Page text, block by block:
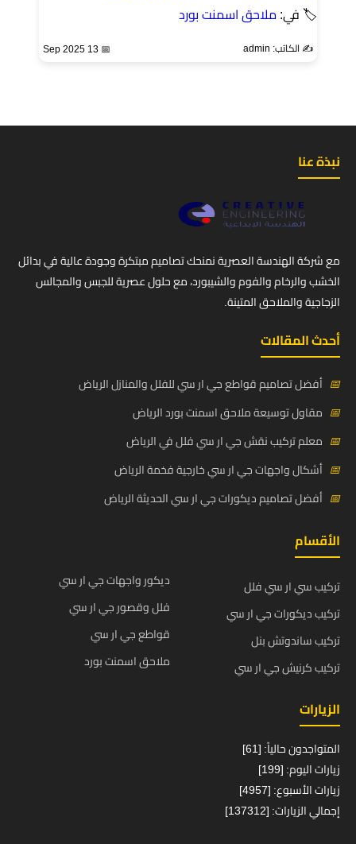
🏷 في: ملاحق اسمنت بورد
✍️ الكاتب: admin 📅 13 Sep 2025
نبذة عنا
مع شركة الهندسة العصرية نمنحك تصاميم مبتكرة وجودة عالية في بدائل
الخشب والرخام والفوم والشيبورد، مع حلول عصرية للجبس والمجالس
الزجاجية والملاحق المتينة.
أحدث المقالات
📅 أفضل تصاميم قواطع جي ار سي للفلل والمنازل الرياض
📅 مقاول توسيعة ملاحق اسمنت بورد الرياض
📅 معلم تركيب نقش جي ار سي فلل في الرياض
📅 أشكال واجهات جي ار سي خارجية فخمة الرياض
📅 أفضل تصاميم ديكورات جي ار سي الحديثة الرياض
الأقسام
تركيب سي ار سي فلل
تركيب ديكورات جي ار سي
تركيب ساندوتش بنل
تركيب كرنيش جي ار سي
ديكور واجهات جي ار سي
فلل وقصور جي ار سي
قواطع جي ار سي
ملاحق اسمنت بورد
الزيارات
المتواجدون حالياً: [61]
زيارات اليوم: [199]
زيارات الأسبوع: [4957]
إجمالي الزيارات: [137312]